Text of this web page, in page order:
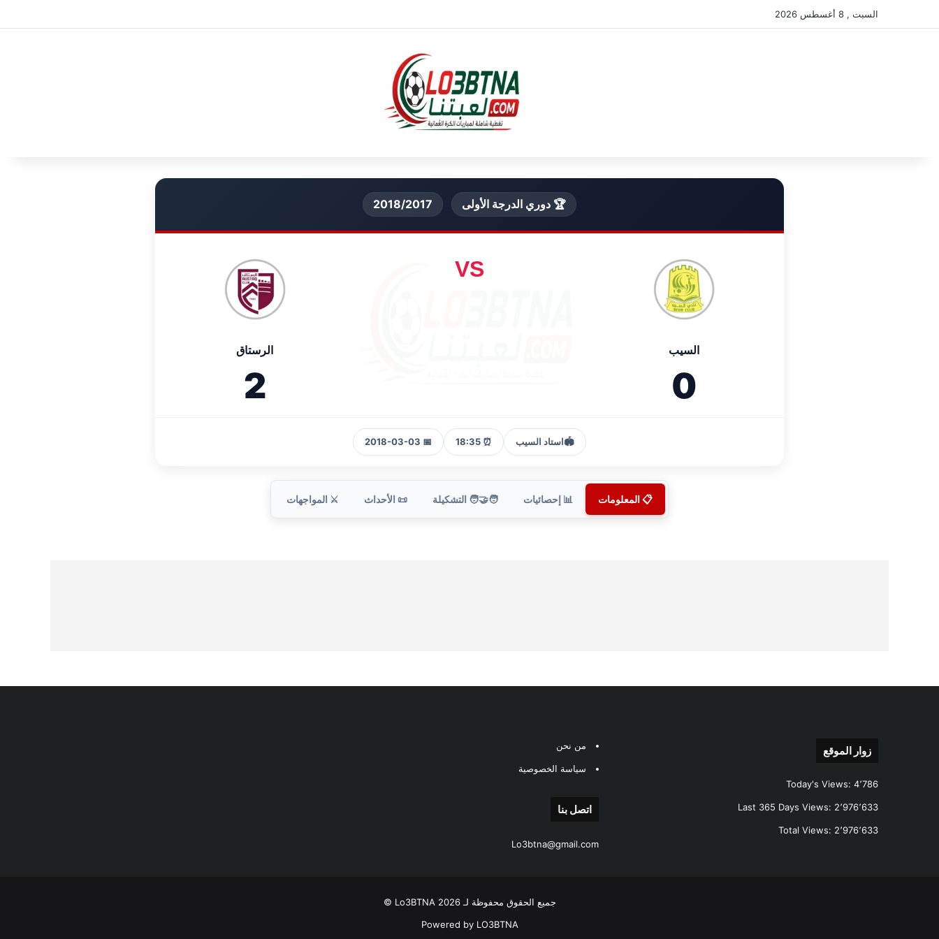
السبت , 8 أغسطس 2026
🏆 دوري الدرجة الأولى 2018/2017
السيب
0
VS
الرستاق
2
🏟️استاد السيب ⏰ 18:35
📅 2018-03-03
📋 المعلومات 📊 إحصائيات 🧑‍🤝‍🧑 التشكيلة 📜 الأحداث ⚔️ المواجهات
زوار الموقع
Today's Views: 4٬786
Last 365 Days Views: 2٬976٬633
Total Views: 2٬976٬633
من نحن
سياسة الخصوصية
اتصل بنا
Lo3btna@gmail.com
جميع الحقوق محفوظة لـ Lo3BTNA 2026 ©
Powered by LO3BTNA